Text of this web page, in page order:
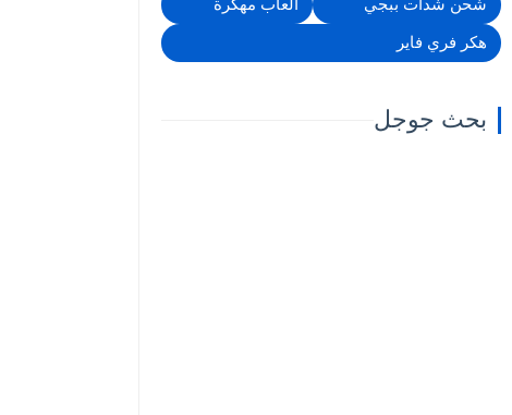
شحن شدات ببجي العاب مهكرة
هكر فري فاير
بحث جوجل